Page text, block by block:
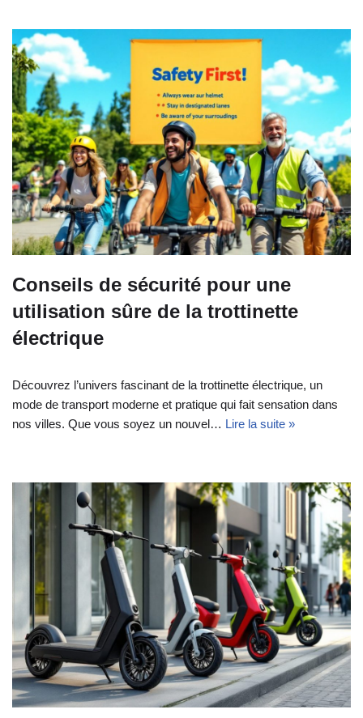
Conseils de sécurité pour une
utilisation sûre de la trottinette
électrique
Découvrez l’univers fascinant de la trottinette électrique, un
mode de transport moderne et pratique qui fait sensation dans
nos villes. Que vous soyez un nouvel… Lire la suite »